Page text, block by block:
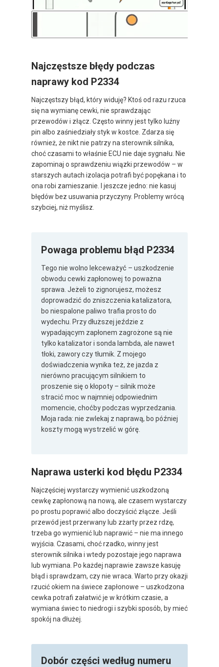
Najczęstsze błędy podczas
naprawy kod P2334
Najczęstszy błąd, który widuję? Ktoś od razu rzuca
się na wymianę cewki, nie sprawdzając
przewodów i złącz. Często winny jest tylko luźny
pin albo zaśniedziały styk w kostce. Zdarza się
również, że nikt nie patrzy na sterownik silnika,
choć czasami to właśnie ECU nie daje sygnału. Nie
zapominaj o sprawdzeniu wiązki przewodów – w
starszych autach izolacja potrafi być popękana i to
ona robi zamieszanie. I jeszcze jedno: nie kasuj
błędów bez usuwania przyczyny. Problemy wrócą
szybciej, niż myślisz.
Powaga problemu błąd P2334
Tego nie wolno lekceważyć – uszkodzenie
obwodu cewki zapłonowej to poważna
sprawa. Jeżeli to zignorujesz, możesz
doprowadzić do zniszczenia katalizatora,
bo niespalone paliwo trafia prosto do
wydechu. Przy dłuższej jeździe z
wypadającym zapłonem zagrożone są nie
tylko katalizator i sonda lambda, ale nawet
tłoki, zawory czy tłumik. Z mojego
doświadczenia wynika też, że jazda z
nierówno pracującym silnikiem to
proszenie się o kłopoty – silnik może
stracić moc w najmniej odpowiednim
momencie, choćby podczas wyprzedzania.
Moja rada: nie zwlekaj z naprawą, bo później
koszty mogą wystrzelić w górę.
Naprawa usterki kod błędu P2334
Najczęściej wystarczy wymienić uszkodzoną
cewkę zapłonową na nową, ale czasem wystarczy
po prostu poprawić albo doczyścić złącze. Jeśli
przewód jest przerwany lub zżarty przez rdzę,
trzeba go wymienić lub naprawić – nie ma innego
wyjścia. Czasami, choć rzadko, winny jest
sterownik silnika i wtedy pozostaje jego naprawa
lub wymiana. Po każdej naprawie zawsze kasuję
błąd i sprawdzam, czy nie wraca. Warto przy okazji
rzucić okiem na świece zapłonowe – uszkodzona
cewka potrafi załatwić je w krótkim czasie, a
wymiana świec to niedrogi i szybki sposób, by mieć
spokój na dłużej.
Dobór części według numeru